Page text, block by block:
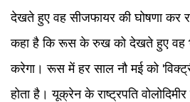
देखते हुए वह सीजफायर की घोषणा कर
कहा है कि रूस के रुख को देखते हुए वह
करेगा। रूस में हर साल नौ मई को
होता है। यूक्रेन के राष्ट्रपति